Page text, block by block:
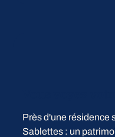
Près d'une résidence
Sablettes : un